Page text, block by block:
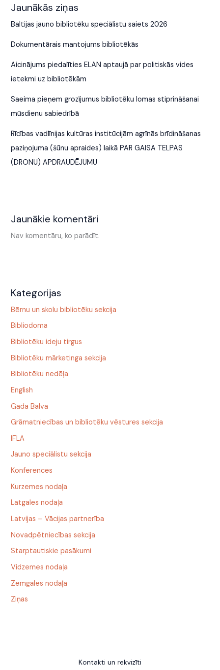
Jaunākās ziņas
Baltijas jauno bibliotēku speciālistu saiets 2026
Dokumentārais mantojums bibliotēkās
Aicinājums piedalīties ELAN aptaujā par politiskās vides
ietekmi uz bibliotēkām
Saeima pieņem grozījumus bibliotēku lomas stiprināšanai
mūsdienu sabiedrībā
Rīcības vadlīnijas kultūras institūcijām agrīnās brīdināšanas
paziņojuma (šūnu apraides) laikā PAR GAISA TELPAS
(DRONU) APDRAUDĒJUMU
Jaunākie komentāri
Nav komentāru, ko parādīt.
Kategorijas
Bērnu un skolu bibliotēku sekcija
Bibliodoma
Bibliotēku ideju tirgus
Bibliotēku mārketinga sekcija
Bibliotēku nedēļa
English
Gada Balva
Grāmatniecības un bibliotēku vēstures sekcija
IFLA
Jauno speciālistu sekcija
Konferences
Kurzemes nodaļa
Latgales nodaļa
Latvijas – Vācijas partnerība
Novadpētniecības sekcija
Starptautiskie pasākumi
Vidzemes nodaļa
Zemgales nodaļa
Ziņas
Kontakti un rekvizīti